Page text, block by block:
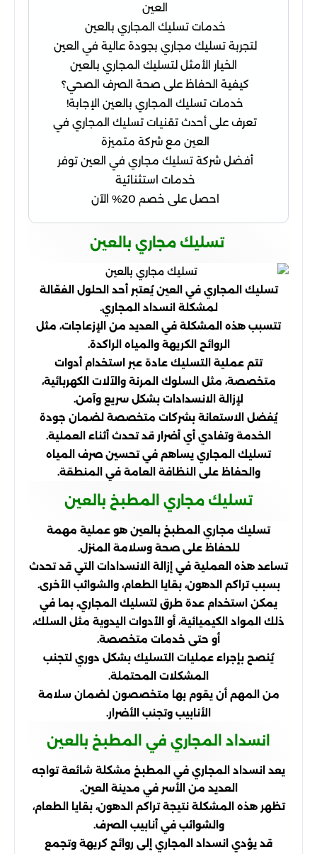
العين
خدمات تسليك المجاري بالعين
لتجربة تسليك مجاري بجودة عالية في العين
الخيار الأمثل لتسليك المجاري بالعين
كيفية الحفاظ على صحة الصرف الصحي؟
خدمات تسليك المجاري بالعين الإجابة!
تعرف على أحدث تقنيات تسليك المجاري في
العين مع شركة متميزة
أفضل شركة تسليك مجاري في العين توفر
خدمات استثنائية
احصل على خصم 20% الآن
تسليك مجاري بالعين
تسليك المجاري في العين يُعتبر أحد الحلول الفعّالة
لمشكلة انسداد المجاري.
تتسبب هذه المشكلة في العديد من الإزعاجات، مثل
الروائح الكريهة والمياه الراكدة.
تتم عملية التسليك عادة عبر استخدام أدوات
متخصصة، مثل السلوك المرنة والآلات الكهربائية،
لإزالة الانسدادات بشكل سريع وآمن.
يُفضل الاستعانة بشركات متخصصة لضمان جودة
الخدمة وتفادي أي أضرار قد تحدث أثناء العملية.
تسليك المجاري يساهم في تحسين صرف المياه
والحفاظ على النظافة العامة في المنطقة.
تسليك مجاري المطبخ بالعين
تسليك مجاري المطبخ بالعين هو عملية مهمة
للحفاظ على صحة وسلامة المنزل.
تساعد هذه العملية في إزالة الانسدادات التي قد تحدث
بسبب تراكم الدهون، بقايا الطعام، والشوائب الأخرى.
يمكن استخدام عدة طرق لتسليك المجاري، بما في
ذلك المواد الكيميائية، أو الأدوات اليدوية مثل السلك،
أو حتى خدمات متخصصة.
يُنصح بإجراء عمليات التسليك بشكل دوري لتجنب
المشكلات المحتملة.
من المهم أن يقوم بها متخصصون لضمان سلامة
الأنابيب وتجنب الأضرار.
انسداد المجاري في المطبخ بالعين
يعد انسداد المجاري في المطبخ مشكلة شائعة تواجه
العديد من الأسر في مدينة العين.
تظهر هذه المشكلة نتيجة تراكم الدهون، بقايا الطعام،
والشوائب في أنابيب الصرف.
قد يؤدي انسداد المجاري إلى روائح كريهة وتجمع